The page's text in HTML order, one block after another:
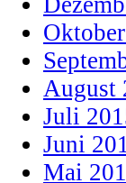
August
Juli
Juni
Mai